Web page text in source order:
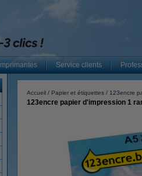
Imprimantes Service clients
Accueil Papier et étiquettes 123encre
123encre papier d'impression 1